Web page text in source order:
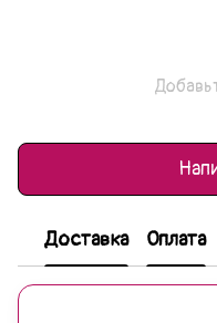
Доставка Оплата